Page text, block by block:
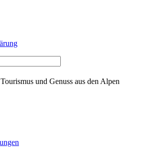
und Genuss aus den Alpen